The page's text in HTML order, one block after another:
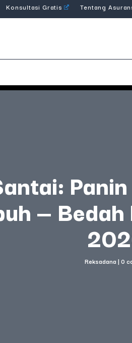
Konsultasi Gratis Tentang
—
Reksadana | 0